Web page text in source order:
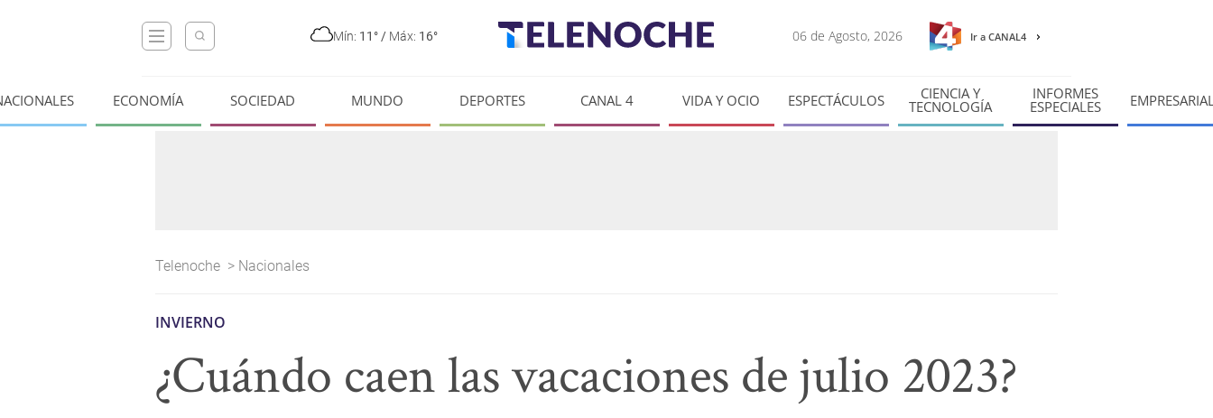
Mín: 11° / Máx: 16° 06 de Agosto, 2026 Ir a CANAL4
ECONOMÍA SOCIEDAD MUNDO DEPORTES CANAL 4 VIDA Y OCIO ESPECTÁCULOS CIENCIA Y
TECNOLOGÍA
INFORMES
ESPECIALES
Telenoche > Nacionales
INVIERNO
¿Cuándo caen las vacaciones de julio 2023?